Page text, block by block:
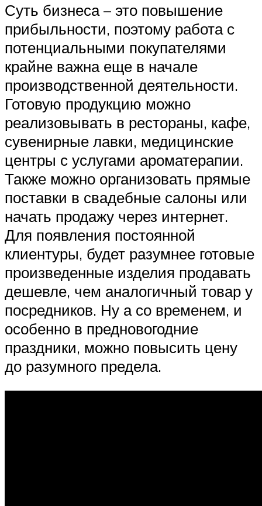
Суть бизнеса – это повышение
прибыльности, поэтому работа с
потенциальными покупателями
крайне важна еще в начале
производственной деятельности.
Готовую продукцию можно
реализовывать в рестораны, кафе,
сувенирные лавки, медицинские
центры с услугами ароматерапии.
Также можно организовать прямые
поставки в свадебные салоны или
начать продажу через интернет.
Для появления постоянной
клиентуры, будет разумнее готовые
произведенные изделия продавать
дешевле, чем аналогичный товар у
посредников. Ну а со временем, и
особенно в предновогодние
праздники, можно повысить цену
до разумного предела.